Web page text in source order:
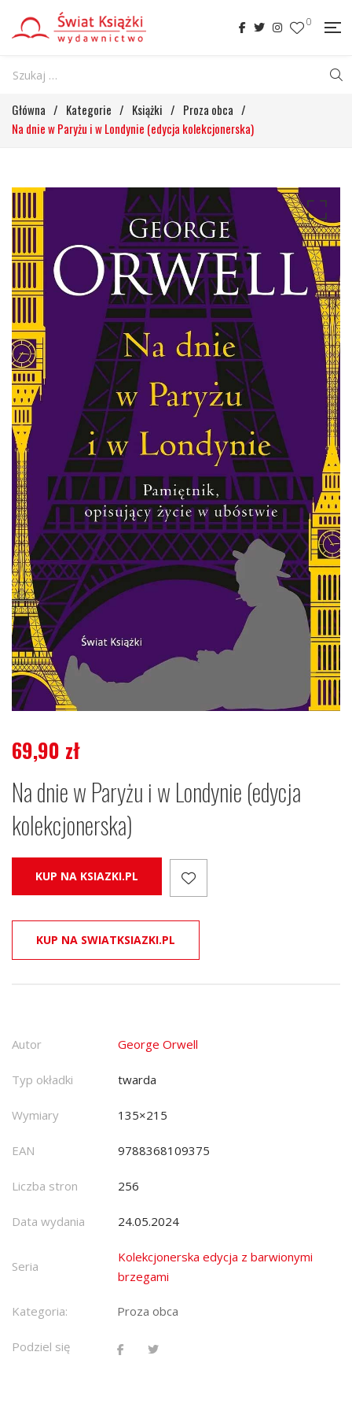
0
Główna / Kategorie / Książki / Proza obca /
Na dnie w Paryżu i w Londynie (edycja kolekcjonerska)
69,90 zł
Na dnie w Paryżu i w Londynie (edycja
kolekcjonerska)
KUP NA KSIAZKI.PL
KUP NA SWIATKSIAZKI.PL
Autor George Orwell
Typ okładki twarda
Wymiary 135×215
EAN 9788368109375
Liczba stron 256
Data wydania 24.05.2024
Seria
Kolekcjonerska edycja z barwionymi
brzegami
Kategoria: Proza obca
Podziel się